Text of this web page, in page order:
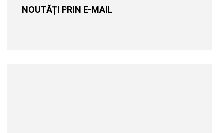
NOUTĂȚI PRIN E-MAIL